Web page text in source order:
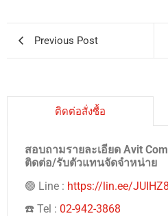
Previous Post
ติดต่อสั่งซื้อ
สอบถามรายละเอียด Avit
ติดต่อ/รับตัวแทนจัดจำหน่าย
🟢 Line : https://lin.ee/
☎️ Tel : 02-942-3868